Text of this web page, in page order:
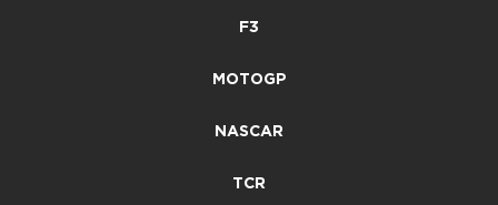
F3
MOTOGP
NASCAR
TCR